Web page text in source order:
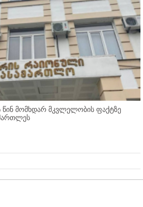
წინ მომხდარ მკვლელობის ფაქტზე